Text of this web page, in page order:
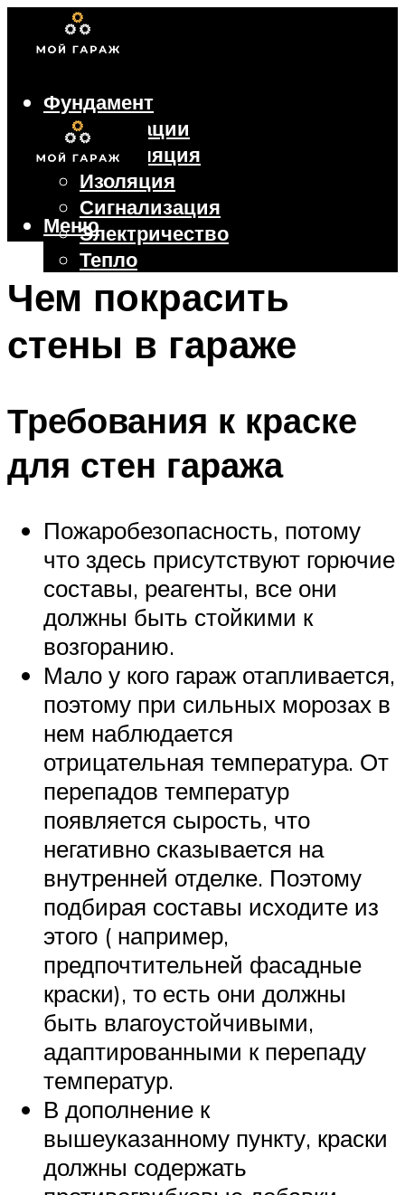
Фундамент
Коммуникации
Вентиляция
Изоляция
Сигнализация
Электричество
Тепло
Крыша
Ворота
Меню
Чем покрасить
стены в гараже
Требования к краске
для стен гаража
Пожаробезопасность, потому
что здесь присутствуют горючие
составы, реагенты, все они
должны быть стойкими к
возгоранию.
Мало у кого гараж отапливается,
поэтому при сильных морозах в
нем наблюдается
отрицательная температура. От
перепадов температур
появляется сырость, что
негативно сказывается на
внутренней отделке. Поэтому
подбирая составы исходите из
этого ( например,
предпочтительней фасадные
краски), то есть они должны
быть влагоустойчивыми,
адаптированными к перепаду
температур.
В дополнение к
вышеуказанному пункту, краски
должны содержать